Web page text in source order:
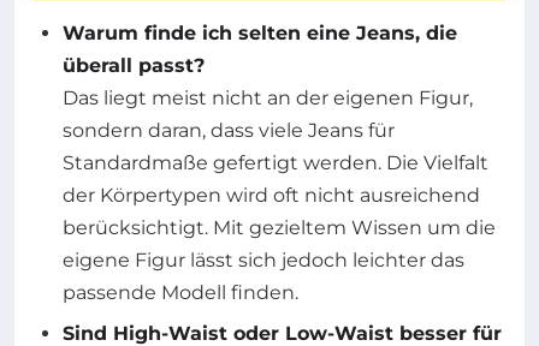
Warum finde ich selten eine Jeans, die
überall passt?
Das liegt meist nicht an der eigenen Figur,
sondern daran, dass viele Jeans für
Standardmaße gefertigt werden. Die Vielfalt
der Körpertypen wird oft nicht ausreichend
berücksichtigt. Mit gezieltem Wissen um die
eigene Figur lässt sich jedoch leichter das
passende Modell finden.
Sind High-Waist oder Low-Waist besser für